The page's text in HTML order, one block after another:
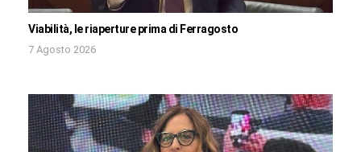
Viabilità, le riaperture prima di Ferragosto
7 Agosto 2026